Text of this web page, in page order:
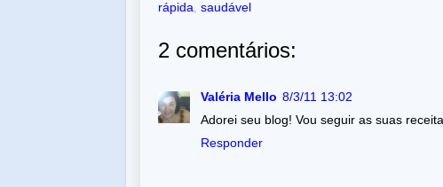
rápida, saudável
2 comentários:
Valéria Mello 8/3/11 13:02
Adorei seu blog! Vou seguir as suas
Responder